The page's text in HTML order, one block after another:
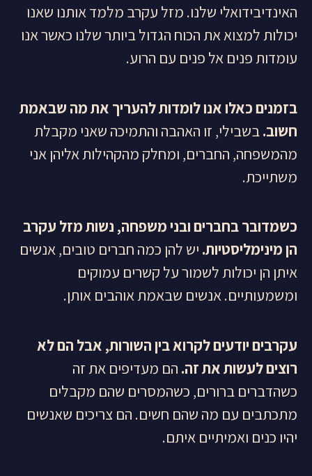
האינדיבידואלי שלנו. מזל עקרב מלמד אותנו שאנו
יכולות למצוא את הכוח הגדול ביותר שלנו כאשר אנו
עומדות פנים אל פנים עם הרוע.
בזמנים כאלו אנו לומדות להעריך את מה שבאמת
חשוב.בשבילי, זו האהבה והתמיכה שאני מקבלת
מהמשפחה, החברים, ומחלק מהקהילות אליהן אני
משתייכת.
כשמדובר בחברים ובני משפחה, נשות מזל עקרב
הן מינימליסטיות. יש להן כמה חברים טובים, אנשים
איתן הן יכולות לשמור על קשרים עמוקים
ומשמעותיים. אנשים שבאמת אוהבים אותן.
עקרבים יודעים לקרוא בין השורות, אבל הם לא
רוצים לעשות את זה. הם מעדיפים את זה
כשהדברים ברורים, כשהמסרים שהם מקבלים
מתכתבים עם מה שהם חשים. הם צריכים שאנשים
יהיו כנים ואמיתיים איתם.